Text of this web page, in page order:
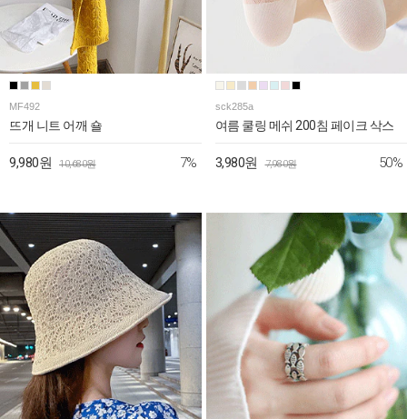
MF492
뜨개 니트 어깨 숄
9,980원 10,680원 7%
sck285a
여름 쿨링 메쉬 200침 페이크 삭스
3,980원 7,980원 50%